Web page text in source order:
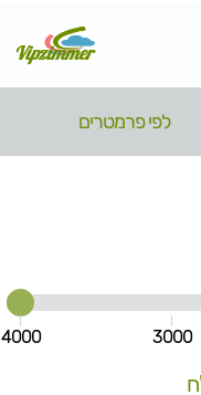
לפי פרמטרים
3000
4000